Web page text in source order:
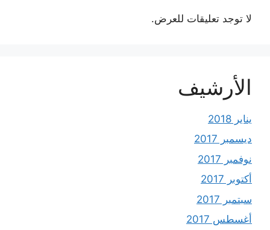
لا توجد تعليقات للعرض.
الأرشيف
يناير 2018
ديسمبر 2017
نوفمبر 2017
أكتوبر 2017
سبتمبر 2017
أغسطس 2017